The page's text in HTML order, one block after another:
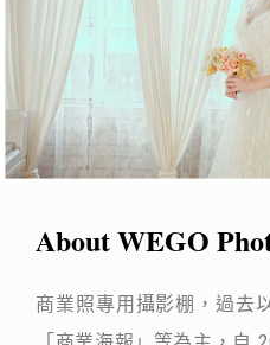
About WEGO
商業照專用攝影棚，過去